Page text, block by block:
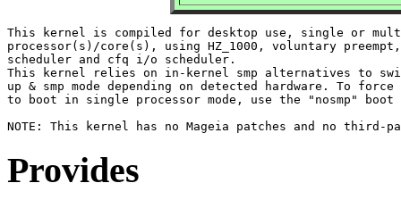
This kernel is compiled for desktop use, single or
processor(s)/core(s), using HZ_1000, voluntary preempt,
scheduler and cfq i/o scheduler.
This kernel relies on in-kernel smp alternatives to
up & smp mode depending on detected hardware. To
to boot in single processor mode, use the "nosmp" boot
Provides